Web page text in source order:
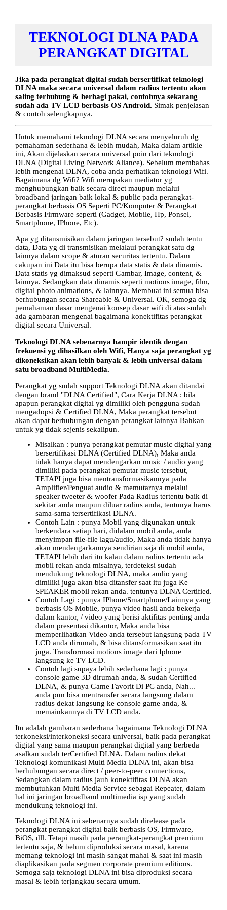
TEKNOLOGI DLNA PADA
PERANGKAT DIGITAL
Jika pada perangkat digital sudah bersertifikat teknologi
DLNA maka secara universal dalam radius tertentu akan
saling terhubung & berbagi pakai, contohnya sekarang
sudah ada TV LCD berbasis OS Android. Simak penjelasan
& contoh selengkapnya.
Untuk memahami teknologi DLNA secara menyeluruh dg
pemahaman sederhana & lebih mudah, Maka dalam artikle
ini, Akan dijelaskan secara universal poin dari teknologi
DLNA (Digital Living Network Aliance). Sebelum membahas
lebih mengenai DLNA, coba anda perhatikan teknologi Wifi.
Bagaimana dg Wifi? Wifi merupakan mediator yg
menghubungkan baik secara direct maupun melalui
broadband jaringan baik lokal & public pada perangkat-
perangkat berbasis OS Seperti PC/Komputer & Perangkat
Berbasis Firmware seperti (Gadget, Mobile, Hp, Ponsel,
Smartphone, IPhone, Etc).
Apa yg ditansmisikan dalam jaringan tersebut? sudah tentu
data, Data yg di transmisikan melalaui perangkat satu dg
lainnya dalam scope & aturan securitas tertentu. Dalam
cakupan ini Data itu bisa berupa data statis & data dinamis.
Data statis yg dimaksud seperti Gambar, Image, content, &
lainnya. Sedangkan data dinamis seperti motions image, film,
digital photo animations, & lainnya. Membuat ini semua bisa
berhubungan secara Shareable & Universal. OK, semoga dg
pemahaman dasar mengenai konsep dasar wifi di atas sudah
ada gambaran mengenai bagaimana konektifitas perangkat
digital secara Universal.
Teknologi DLNAsebenarnya hampir identik dengan
frekuensi yg dihasilkan oleh Wifi, Hanya saja perangkat yg
dikoneksikan akan lebih banyak & lebih universal dalam
satu broadband MultiMedia.
Perangkat yg sudah support Teknologi DLNA akan ditandai
dengan brand "DLNA Certified", Cara Kerja DLNA : bila
apapun perangkat digital yg dimiliki oleh pengguna sudah
mengadopsi & Certified DLNA, Maka perangkat tersebut
akan dapat berhubungan dengan perangkat lainnya Bahkan
untuk yg tidak sejenis sekalipun.
Misalkan : punya perangkat pemutar music digital yang
bersertifikasi DLNA (Certified DLNA), Maka anda
tidak hanya dapat mendengarkan music / audio yang
dimiliki pada perangkat pemutar music tersebut,
TETAPI juga bisa mentransformasikannya pada
Amplifier/Penguat audio & memutarnya melalui
speaker tweeter & woofer Pada Radius tertentu baik di
sekitar anda maupun diluar radius anda, tentunya harus
sama-sama tersertifikasi DLNA.
Contoh Lain : punya Mobil yang digunakan untuk
berkendara setiap hari, didalam mobil anda, anda
menyimpan file-file lagu/audio, Maka anda tidak hanya
akan mendengarkannya sendirian saja di mobil anda,
TETAPI lebih dari itu kalau dalam radius tertentu ada
mobil rekan anda misalnya, terdeteksi sudah
mendukung teknologi DLNA, maka audio yang
dimiliki juga akan bisa ditansfer saat itu juga Ke
SPEAKER mobil rekan anda. tentunya DLNA Certified.
Contoh Lagi : punya IPhone/Smartphone/Lainnya yang
berbasis OS Mobile, punya video hasil anda bekerja
dalam kantor, / video yang berisi aktifitas penting anda
dalam presentasi dikantor, Maka anda bisa
memperlihatkan Video anda tersebut langsung pada TV
LCD anda dirumah, & bisa ditansformasikan saat itu
juga. Transformasi motions image dari Iphone
langsung ke TV LCD.
Contoh lagi supaya lebih sederhana lagi : punya
console game 3D dirumah anda, & sudah Certified
DLNA, & punya Game Favorit Di PC anda, Nah...
anda pun bisa mentransfer secara langsung dalam
radius dekat langsung ke console game anda, &
memainkannya di TV LCD anda.
Itu adalah gambaran sederhana bagaimana Teknologi DLNA
terkoneksi/interkoneksi secara universal, baik pada perangkat
digital yang sama maupun perangkat digital yang berbeda
asalkan sudah terCertified DLNA. Dalam radius dekat
Teknologi komunikasi Multi Media DLNA ini, akan bisa
berhubungan secara direct / peer-to-peer connections,
Sedangkan dalam radius jauh konektifitas DLNA akan
membutuhkan Multi Media Service sebagai Repeater, dalam
hal ini jaringan broadband multimedia isp yang sudah
mendukung teknologi ini.
Teknologi DLNA ini sebenarnya sudah direlease pada
perangkat perangkat digital baik berbasis OS, Firmware,
BiOS, dll. Tetapi masih pada perangkat-perangkat premium
tertentu saja, & belum diproduksi secara masal, karena
memang teknologi ini masih sangat mahal & saat ini masih
diaplikasikan pada segmen corporate premium editions.
Semoga saja teknologi DLNA ini bisa diproduksi secara
masal & lebih terjangkau secara umum.